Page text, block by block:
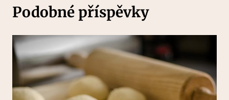
Podobné příspěvky